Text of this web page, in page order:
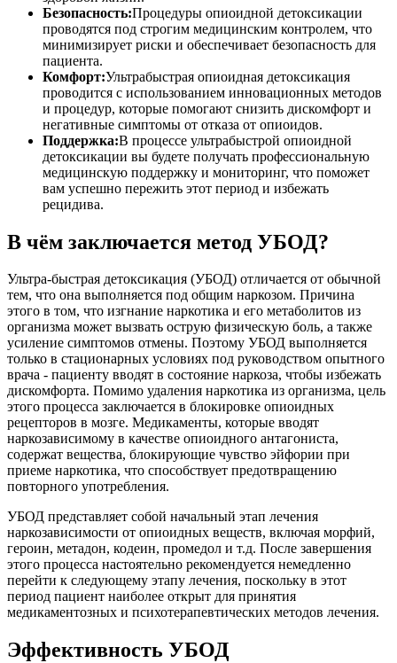
Безопасность:Процедуры опиоидной детоксикации
проводятся под строгим медицинским контролем, что
минимизирует риски и обеспечивает безопасность для
пациента.
Комфорт:Ультрабыстрая опиоидная детоксикация
проводится с использованием инновационных методов
и процедур, которые помогают снизить дискомфорт и
негативные симптомы от отказа от опиоидов.
Поддержка:В процессе ультрабыстрой опиоидной
детоксикации вы будете получать профессиональную
медицинскую поддержку и мониторинг, что поможет
вам успешно пережить этот период и избежать
рецидива.
В чём заключается метод УБОД?
Ультра-быстрая детоксикация (УБОД) отличается от обычной
тем, что она выполняется под общим наркозом. Причина
этого в том, что изгнание наркотика и его метаболитов из
организма может вызвать острую физическую боль, а также
усиление симптомов отмены. Поэтому УБОД выполняется
только в стационарных условиях под руководством опытного
врача - пациенту вводят в состояние наркоза, чтобы избежать
дискомфорта. Помимо удаления наркотика из организма, цель
этого процесса заключается в блокировке опиоидных
рецепторов в мозге. Медикаменты, которые вводят
наркозависимому в качестве опиоидного антагониста,
содержат вещества, блокирующие чувство эйфории при
приеме наркотика, что способствует предотвращению
повторного употребления.
УБОД представляет собой начальный этап лечения
наркозависимости от опиоидных веществ, включая морфий,
героин, метадон, кодеин, промедол и т.д. После завершения
этого процесса настоятельно рекомендуется немедленно
перейти к следующему этапу лечения, поскольку в этот
период пациент наиболее открыт для принятия
медикаментозных и психотерапевтических методов лечения.
Эффективность УБОД